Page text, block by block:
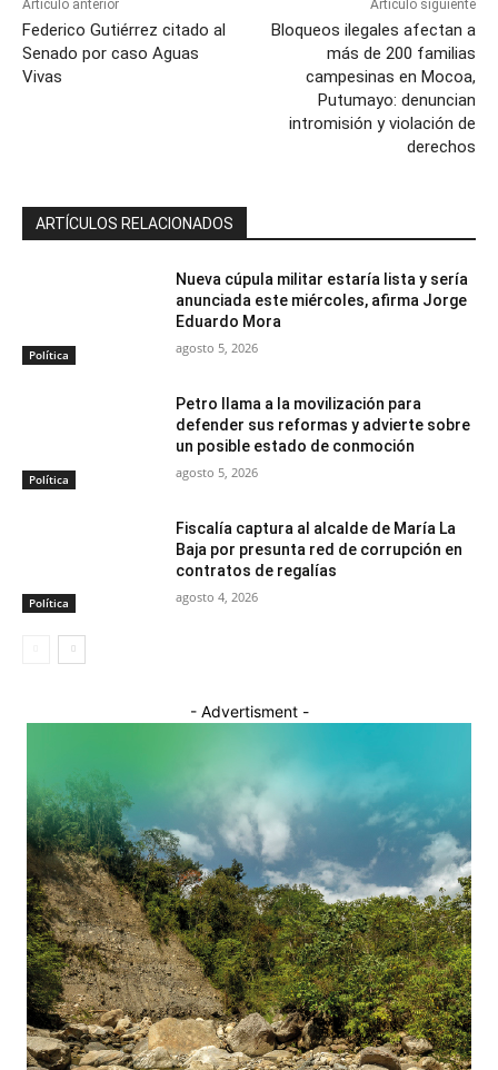
Artículo anterior
Federico Gutiérrez citado al
Senado por caso Aguas
Vivas
Artículo siguiente
Bloqueos ilegales afectan a
más de 200 familias
campesinas en Mocoa,
Putumayo: denuncian
intromisión y violación de
derechos
ARTÍCULOS RELACIONADOS
Política
Nueva cúpula militar estaría lista y sería
anunciada este miércoles, afirma Jorge
Eduardo Mora
agosto 5, 2026
Política
Petro llama a la movilización para
defender sus reformas y advierte sobre
un posible estado de conmoción
agosto 5, 2026
Política
Fiscalía captura al alcalde de María La
Baja por presunta red de corrupción en
contratos de regalías
agosto 4, 2026
- Advertisment -